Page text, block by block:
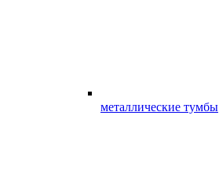
металлические тумбы